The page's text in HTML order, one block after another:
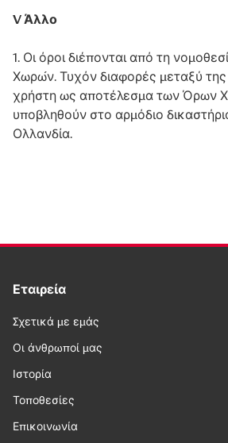
V Άλλο
1. Οι όροι διέπονται από τη
Χωρών. Τυχόν διαφορές μεταξύ της
χρήστη ως αποτέλεσμα των Όρων
υποβληθούν στο αρμόδιο
Ολλανδία.
Εταιρεία
Σχετικά με εμάς
Οι άνθρωποί μας
Ιστορία
Τοποθεσίες
Επικοινωνία